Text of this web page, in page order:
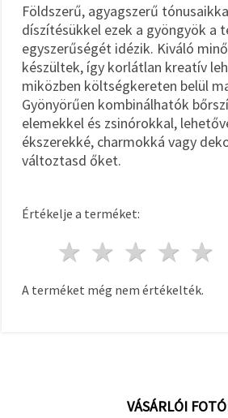
Földszerű, agyagszerű
díszítésükkel ezek a gyöngyök a
egyszerűségét idézik. Kiváló
készültek, így korlátlan kreatív
miközben költségkereten belül
Gyönyörűen kombinálhatók
elemekkel és zsinórokkal,
ékszerekké, charmokká vagy
változtasd őket.
Értékelje a terméket:
4
3
2 csillagok
1 csillag
A terméket még nem értékelték.
VÁSÁRLÓI